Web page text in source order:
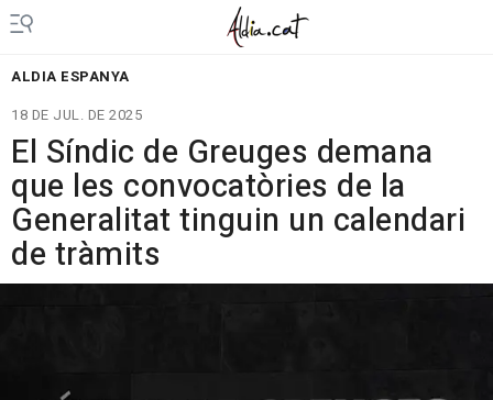
ALDIA ESPANYA
18 DE JUL. DE 2025
El Síndic de Greuges demana
que les convocatòries de la
Generalitat tinguin un calendari
de tràmits